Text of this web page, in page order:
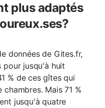
plus adaptés
données de Gites.fr,
pour jusqu'à huit
% de ces gîtes qui
Mais 71 %
jusqu'à quatre